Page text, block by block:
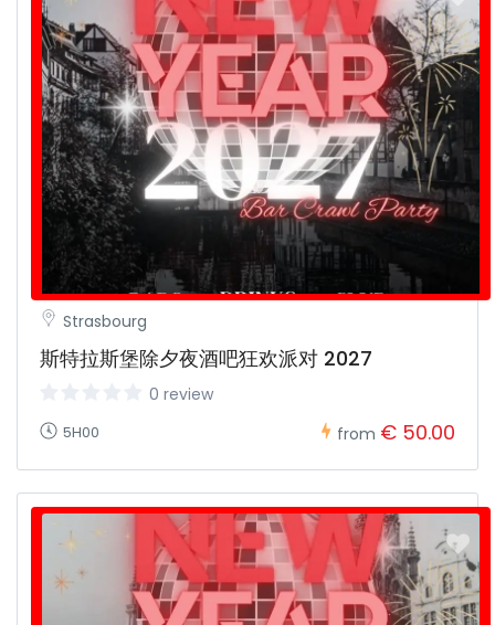
Strasbourg
斯特拉斯堡除夕夜酒吧狂欢派对 2027
0 review
5H00 from € 50.00